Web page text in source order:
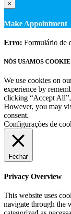
×
Make Appointment
Erro: Formulário de
NÓS USAMOS
We use cookies on
experience by
clicking “Accept
However, you may
consent.
Configurações de
Fechar
Privacy Overview
This website uses
navigate through the